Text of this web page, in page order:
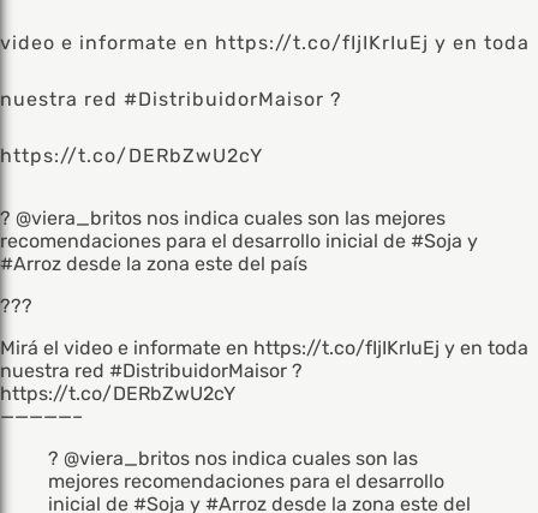
video e informate en https://t.co/fIjIKrIuEj y en toda
nuestra red #DistribuidorMaisor ?
https://t.co/DERbZwU2cY
? @viera_britos nos indica cuales son las mejores
recomendaciones para el desarrollo inicial de #Soja y
#Arroz desde la zona este del país
???
Mirá el video e informate en https://t.co/fIjIKrIuEj y en toda
nuestra red #DistribuidorMaisor ?
https://t.co/DERbZwU2cY
—————–
? @viera_britos nos indica cuales son las
mejores recomendaciones para el desarrollo
inicial de #Soja y #Arroz desde la zona este del